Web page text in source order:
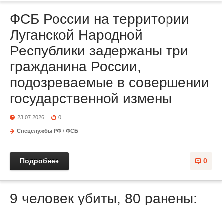
ФСБ России на территории
Луганской Народной
Республики задержаны три
гражданина России,
подозреваемые в совершении
государственной измены
23.07.2026 0
Спецслужбы РФ / ФСБ
0
Подробнее
9 человек убиты, 80 ранены: